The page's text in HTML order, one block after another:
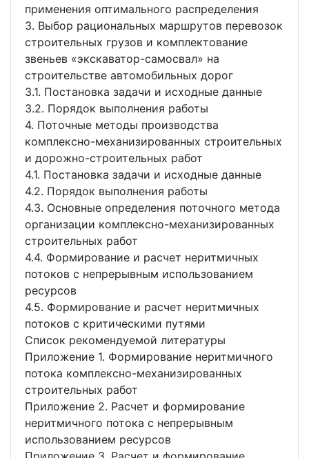
применения оптимального распределения
3. Выбор рациональных маршрутов перевозок
строительных грузов и комплектование
звеньев «экскаватор-самосвал» на
строительстве автомобильных дорог
3.1. Постановка задачи и исходные данные
3.2. Порядок выполнения работы
4. Поточные методы производства
комплексно-механизированных строительных
и дорожно-строительных работ
4.1. Постановка задачи и исходные данные
4.2. Порядок выполнения работы
4.3. Основные определения поточного метода
организации комплексно-механизированных
строительных работ
4.4. Формирование и расчет неритмичных
потоков с непрерывным использованием
ресурсов
4.5. Формирование и расчет неритмичных
потоков с критическими путями
Список рекомендуемой литературы
Приложение 1. Формирование неритмичного
потока комплексно-механизированных
строительных работ
Приложение 2. Расчет и формирование
неритмичного потока с непрерывным
использованием ресурсов